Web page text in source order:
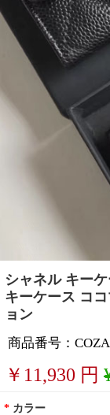
シャネル キー
キーケース コ
ョン
商品番号：
￥ 11,930 円
* カラー